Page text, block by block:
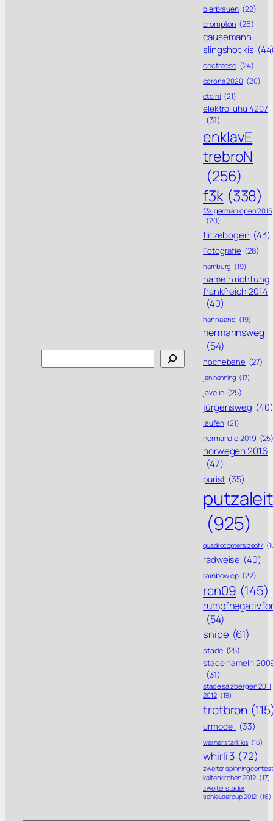
bierbrauen (22)
brompton (26)
causemann
slingshot kis
cncfraese (24)
corona 2020 (20)
ctcini (21)
elektro-uhu 4207
(31)
enklavE
trebroN
(256)
f3k (338)
f3k german open 2015
(20)
flitzebogen (43)
Fotografie (28)
hamburg (19)
hameln richtung
frankfreich 2014
(40)
hannaland (19)
hermannsweg
(54)
hochebene (27)
jan henning (17)
javelin (25)
jürgensweg (40)
laufen (21)
normandie 2019
norwegen 2016
(47)
purist (35)
putzaleit
(925)
quadrocoptersizeof7
radweise (40)
rainbow ep (22)
rcn09 (145)
(54)
snipe (61)
stade (25)
stade hameln
(31)
stade salzbergen 2011
2012 (19)
tretbron
urmodell (33)
werner stark kis (16)
whirli 3 (72)
zweiter spinning contest
kaltenkirchen 2012 (17)
zweiter stader
schleudercup 2012 (16)